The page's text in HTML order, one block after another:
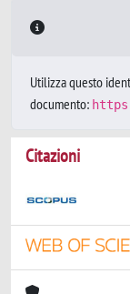
Utilizza questo
documento:
Citazioni